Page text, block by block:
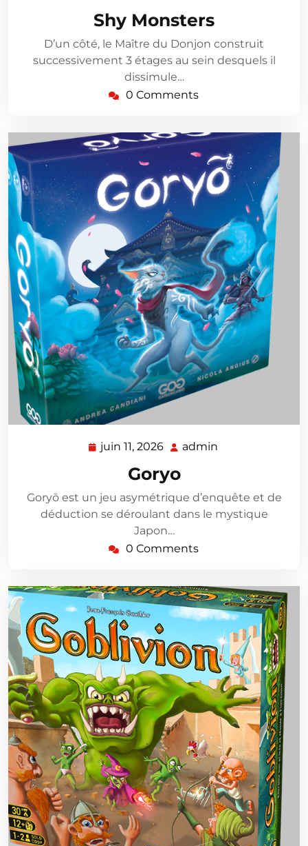
2026
Shy Monsters
D’un côté, le Maître du Donjon construit
successivement 3 étages au sein desquels il
dissimule…
0 Comments
juin 11, 2026 juin
2026
admin
Goryo
Goryō est un jeu asymétrique d’enquête et de
déduction se déroulant dans le mystique
Japon…
0 Comments